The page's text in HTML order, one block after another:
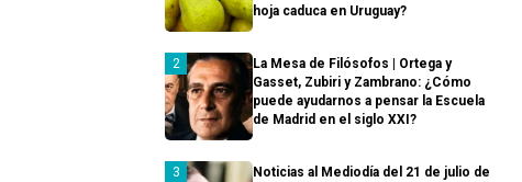
hoja caduca en Uruguay?
La Mesa de Filósofos | Ortega y
Gasset, Zubiri y Zambrano: ¿Cómo
puede ayudarnos a pensar la Escuela
de Madrid en el siglo XXI?
Noticias al Mediodía del 21 de julio de